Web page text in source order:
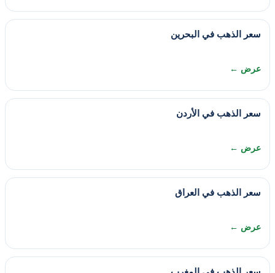
سعر الذهب في البحرين
عرض ←
سعر الذهب في الأردن
عرض ←
سعر الذهب في العراق
عرض ←